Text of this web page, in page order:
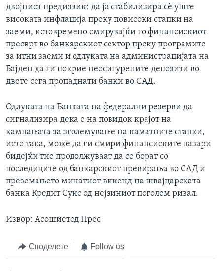
двојниот предизвик: да ја стабилизира сѐ уште
високата инфлација преку повисоки стапки на
заеми, истовремено смирувајќи го финансискиот
пресврт во банкарскиот сектор преку програмите
за итни заеми и одлуката на администрацијата на
Бајден да ги покрие неосигурените депозити во
двете сега пропаднати банки во САД.
Одлуката на Банката на федерални резерви да
сигнализира дека е на повидок крајот на
кампањата за зголемување на каматните стапки,
исто така, може да ги смири финансиските пазари
бидејќи тие продолжуваат да се борат со
последиците од банкарскиот превирања во САД и
преземањето минатиот викенд на швајцарската
банка Кредит Суис од нејзиниот поголем ривал.
Извор: Асошиетед Прес
Споделете Follow us